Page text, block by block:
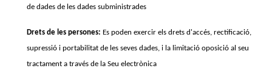
de dades de les dades subministrades
Drets de les persones: Es poden exercir els drets d'accés, rectificació,
supressió i portabilitat de les seves dades, i la limitació oposició al seu
tractament a través de la Seu electrònica